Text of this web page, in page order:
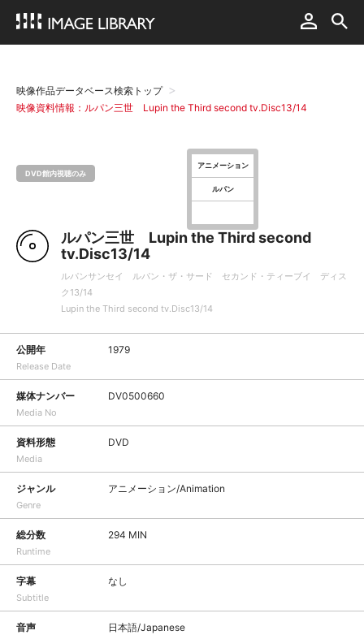
映像作品データベース検索トップ
映像資料情報：ルパン三世 Lupin the Third second tv.Disc13/14
DVD館内視聴のみ
アニメーション
ルパン
ルパン三世 Lupin the Third second
tv.Disc13/14
ルパンサンセイ ルパン・ザ・サード セカンド・ティーブイ ディス
ク13/14
Lupin the Third second tv.Disc13/14
公開年
Release Date
1979
媒体ナンバー
Media No
DV0500660
資料形態
Media
DVD
ジャンル
Genre
アニメーション/Animation
総分数
Runtime
294 MIN
字幕
Subtitle
なし
音声 日本語/Japanese